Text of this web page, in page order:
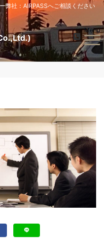
弊社：AIRPASSへご相談ください
Menu